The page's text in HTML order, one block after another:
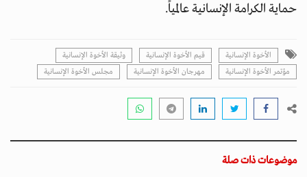
حماية الكرامة الإنسانية عالمياً.
الأخوة الإنسانية قيم الأخوة الإنسانية
وثيقة الأخوة الإنسانية
مؤتمر الأخوة الإنسانية
مهرجان الأخوة الإنسانية مجلس الأخوة الإنسانية
موضوعات ذات صلة